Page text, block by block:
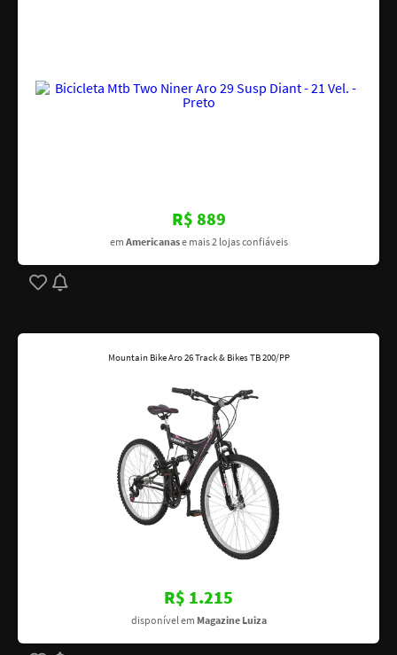
R$ 889
em Americanase mais 2 lojas confiáveis
Mountain Bike Aro 26 Track & Bikes TB 200/PP
R$ 1.215
disponível em Magazine Luiza